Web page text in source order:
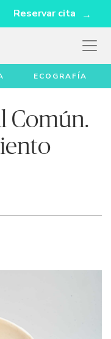
Reservar cita
ECOGRAFÍA
Común.